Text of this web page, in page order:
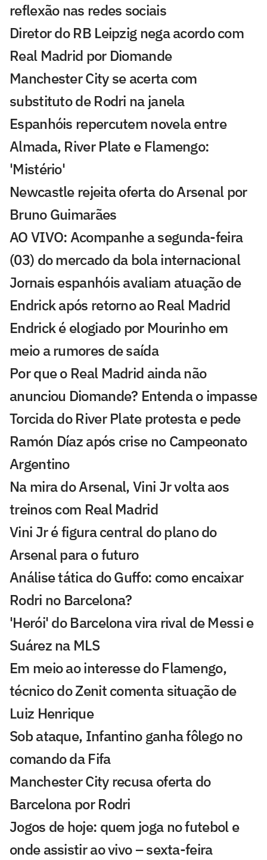
reflexão nas redes sociais
Diretor do RB Leipzig nega acordo com
Real Madrid por Diomande
Manchester City se acerta com
substituto de Rodri na janela
Espanhóis repercutem novela entre
Almada, River Plate e Flamengo:
'Mistério'
Newcastle rejeita oferta do Arsenal por
Bruno Guimarães
AO VIVO: Acompanhe a segunda-feira
(03) do mercado da bola internacional
Jornais espanhóis avaliam atuação de
Endrick após retorno ao Real Madrid
Endrick é elogiado por Mourinho em
meio a rumores de saída
Por que o Real Madrid ainda não
anunciou Diomande? Entenda o impasse
Torcida do River Plate protesta e pede
Ramón Díaz após crise no Campeonato
Argentino
Na mira do Arsenal, Vini Jr volta aos
treinos com Real Madrid
Vini Jr é figura central do plano do
Arsenal para o futuro
Análise tática do Guffo: como encaixar
Rodri no Barcelona?
'Herói' do Barcelona vira rival de Messi e
Suárez na MLS
Em meio ao interesse do Flamengo,
técnico do Zenit comenta situação de
Luiz Henrique
Sob ataque, Infantino ganha fôlego no
comando da Fifa
Manchester City recusa oferta do
Barcelona por Rodri
Jogos de hoje: quem joga no futebol e
onde assistir ao vivo – sexta-feira